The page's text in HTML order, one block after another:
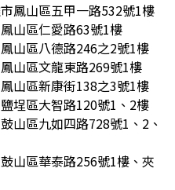
鳳山區五甲一路532號1樓
山區仁愛路63號1樓
山區八德路246之2號1樓
山區文龍東路269號1樓
山區新康街138之3號1樓
埕區大智路120號1、2樓
山區九如四路728號1、2、
山區華泰路256號1樓、夾